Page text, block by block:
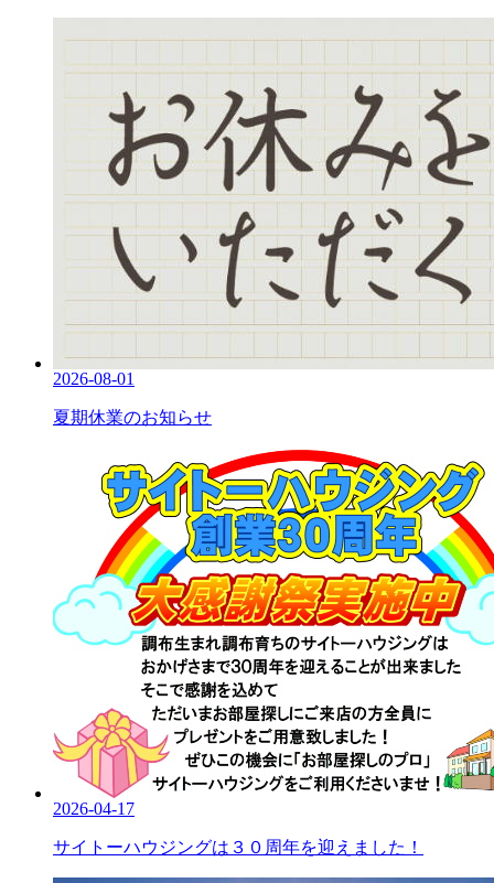
2026-08-01
夏期休業のお知らせ
2026-04-17
サイトーハウジングは３０周年を迎えました！